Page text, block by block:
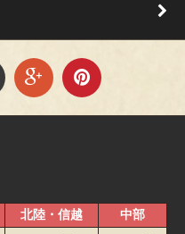
北陸・信越
中部